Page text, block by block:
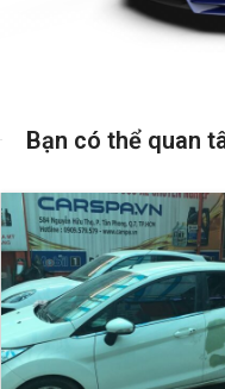
Bạn có thể quan